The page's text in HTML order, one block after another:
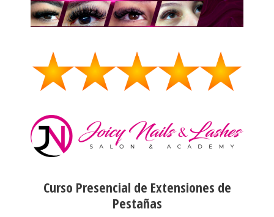
Curso Presencial de Extensiones de
Pestañas